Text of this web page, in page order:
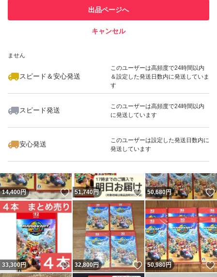
での取引実績があります
ません
スピード＆安心発送
このユーザーは高頻度で24時間以内
＆設定した発送日数内に発送していま
す
スピード発送
このユーザーは高頻度で24時間以内
に発送しています
安心発送
このユーザーは設定した発送日数内に
発送しています
出品ページへ
キャンセル
いいね！
16,400
14,400円 いいね！
51,740円 いいね！
50,680円
33,300円 いいね！
32,800円 いいね！
50,980円